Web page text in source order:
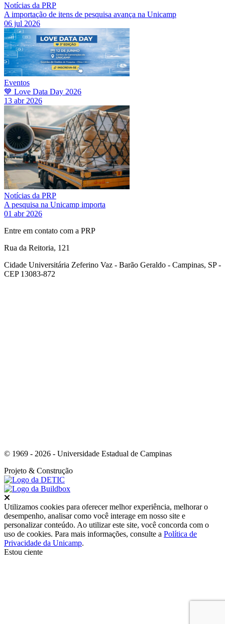
Notícias da PRP
A importação de itens de pesquisa avança na Unicamp
06 jul 2026
Eventos
💙 Love Data Day 2026
13 abr 2026
Notícias da PRP
A pesquisa na Unicamp importa
01 abr 2026
Entre em contato com a PRP
Rua da Reitoria, 121
Cidade Universitária Zeferino Vaz - Barão Geraldo - Campinas, SP -
CEP 13083-872
© 1969 - 2026 - Universidade Estadual de Campinas
Projeto & Construção
Utilizamos cookies para oferecer melhor experiência, melhorar o
desempenho, analisar como você interage em nosso site e
personalizar conteúdo. Ao utilizar este site, você concorda com o
uso de cookies. Para mais informações, consulte a Política de
Privacidade da Unicamp.
Estou ciente